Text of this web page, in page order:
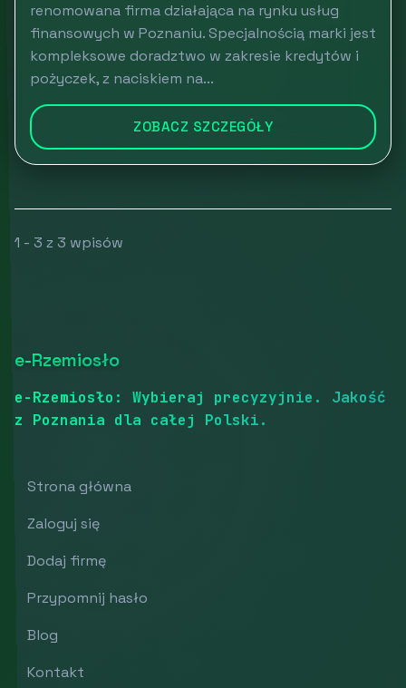
renomowana firma działająca na rynku usług
finansowych w Poznaniu. Specjalnością marki jest
kompleksowe doradztwo w zakresie kredytów i
pożyczek, z naciskiem na...
ZOBACZ SZCZEGÓŁY
1 - 3 z 3 wpisów
e-Rzemiosło
e-Rzemiosło: Wybieraj precyzyjnie. Jakość
z Poznania dla całej Polski.
Strona główna
Zaloguj się
Dodaj firmę
Przypomnij hasło
Blog
Kontakt